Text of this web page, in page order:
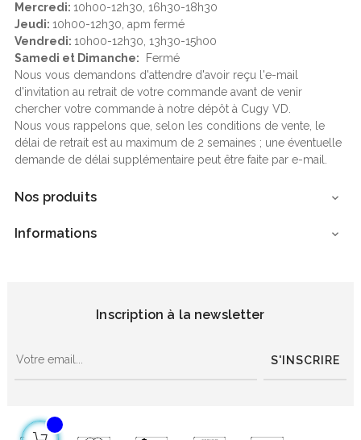
Mercredi: 10h00-12h30, 16h30-18h30
Jeudi: 10h00-12h30, apm fermé
Vendredi: 10h00-12h30, 13h30-15h00
Samedi et Dimanche: Fermé
Nous vous demandons d'attendre d'avoir reçu l'e-mail
d'invitation au retrait de votre commande avant de venir
chercher votre commande à notre dépôt à Cugy VD.
Nous vous rappelons que, selon les conditions de vente, le
délai de retrait est au maximum de 2 semaines ; une éventuelle
demande de délai supplémentaire peut être faite par e-mail.
Nos produits 
Informations 
Inscription à la newsletter
S'INSCRIRE